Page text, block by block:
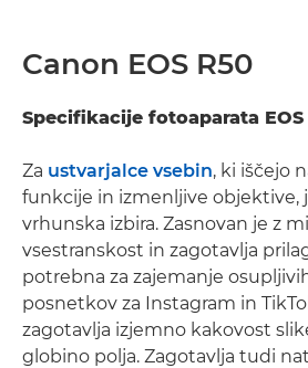
Canon EOS R50
Specifikacije fotoaparata EOS
Za ustvarjalce vsebin, ki iščejo
funkcije in izmenljive objektive,
vrhunska izbira. Zasnovan je z
vsestranskost in zagotavlja
potrebna za zajemanje
posnetkov za Instagram in
zagotavlja izjemno kakovost
globino polja. Zagotavlja tudi